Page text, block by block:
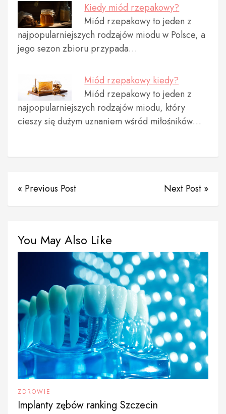
Kiedy miód rzepakowy?
Miód rzepakowy to jeden z
najpopularniejszych rodzajów miodu w Polsce, a
jego sezon zbioru przypada…
Miód rzepakowy kiedy?
Miód rzepakowy to jeden z
najpopularniejszych rodzajów miodu, który
cieszy się dużym uznaniem wśród miłośników…
« Previous Post Next Post »
You May Also Like
ZDROWIE
Implanty zębów ranking Szczecin